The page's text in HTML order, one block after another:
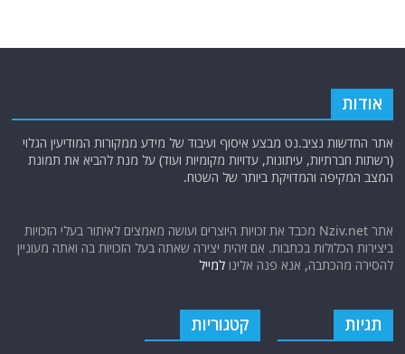
אודות
אתר החדשות נציב.נט מבצע איסוף ועיבוד של מידע ממקורות המודיעין הגלוי
(רשתות חברתיות, עיתונות, עדויות מקומיות ועוד) על מנת להביא את תמונת
המצב המקיפה והמדויקת ביותר של השטח.
אתר Nziv.net מכבד את זכויות היוצרים ועושה מאמצים לאיתור בעלי הזכויות
ביצירות הכלולות בכתבות. אם זיהית יצירה שאתה בעל הזכויות בה ואתה מעוניין
להסירה מהכתבה, אנא פנה אלינולמייל
תגיות קטגוריות